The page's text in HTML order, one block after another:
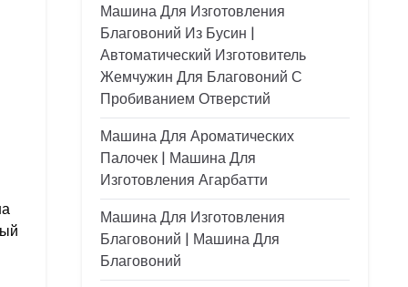
Машина Для Изготовления
Благовоний Из Бусин |
Автоматический Изготовитель
Жемчужин Для Благовоний С
Пробиванием Отверстий
Машина Для Ароматических
Палочек | Машина Для
Изготовления Агарбатти
Машина Для Изготовления
Благовоний | Машина Для
Благовоний